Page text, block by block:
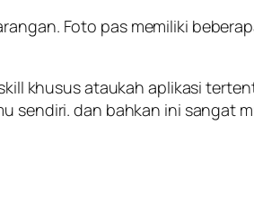
Foto pas memiliki
khusus ataukah aplikasi
sendiri. dan bahkan ini sangat